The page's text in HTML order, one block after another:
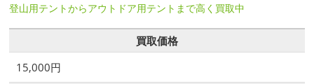
登山用テントからアウトドア用テントまで高く買取中
買取価格
15,000円